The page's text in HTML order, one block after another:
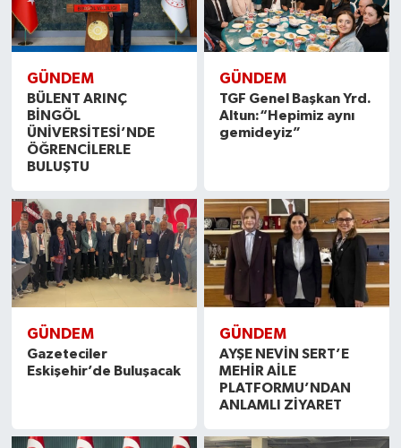
GÜNDEM
BÜLENT ARINÇ
BİNGÖL
ÜNİVERSİTESİ’NDE
ÖĞRENCİLERLE
BULUŞTU
GÜNDEM
TGF Genel Başkan Yrd.
Altun:“Hepimiz aynı
gemideyiz”
GÜNDEM
Gazeteciler
Eskişehir’de Buluşacak
GÜNDEM
AYŞE NEVİN SERT’E
MEHİR AİLE
PLATFORMU’NDAN
ANLAMLI ZİYARET